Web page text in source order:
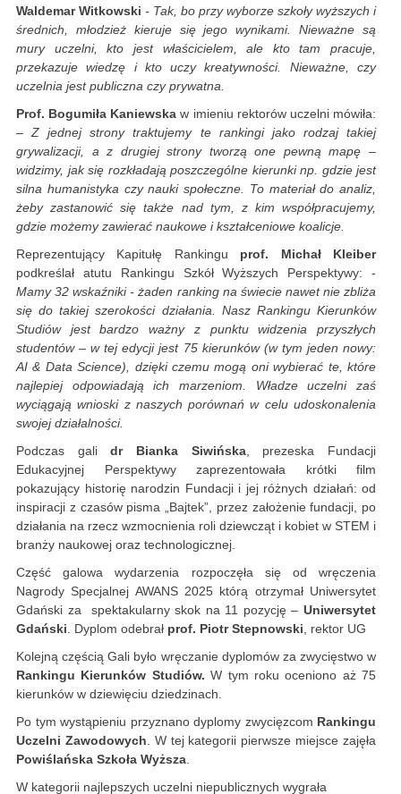
Waldemar Witkowski - Tak, bo przy wyborze szkoły wyższych i
średnich, młodzież kieruje się jego wynikami. Nieważne są
mury uczelni, kto jest właścicielem, ale kto tam pracuje,
przekazuje wiedzę i kto uczy kreatywności. Nieważne, czy
uczelnia jest publiczna czy prywatna.
Prof. Bogumiła Kaniewskaw imieniu rektorów uczelni mówiła:
– Z jednej strony traktujemy te rankingi jako rodzaj takiej
grywalizacji, a z drugiej strony tworzą one pewną mapę –
widzimy, jak się rozkładają poszczególne kierunki np. gdzie jest
silna humanistyka czy nauki społeczne. To materiał do analiz,
żeby zastanowić się także nad tym, z kim współpracujemy,
gdzie możemy zawierać naukowe i kształceniowe koalicje.
Reprezentujący Kapitułę Rankingu prof. Michał Kleiber
podkreślał atutu Rankingu Szkół Wyższych Perspektywy: -
Mamy 32 wskaźniki - żaden ranking na świecie nawet nie zbliża
się do takiej szerokości działania. Nasz Rankingu Kierunków
Studiów jest bardzo ważny z punktu widzenia przyszłych
studentów – w tej edycji jest 75 kierunków (w tym jeden nowy:
AI & Data Science), dzięki czemu mogą oni wybierać te, które
najlepiej odpowiadają ich marzeniom. Władze uczelni zaś
wyciągają wnioski z naszych porównań w celu udoskonalenia
swojej działalności.
Podczas galidr Bianka Siwińska, prezeska Fundacji
Edukacyjnej Perspektywy zaprezentowała krótki film
pokazujący historię narodzin Fundacji i jej różnych działań: od
inspiracji z czasów pisma „Bajtek”, przez założenie fundacji, po
działania na rzecz wzmocnienia roli dziewcząt i kobiet w STEM i
branży naukowej oraz technologicznej.
Część galowa wydarzenia rozpoczęła się od wręczenia
Nagrody Specjalnej AWANS 2025 którą otrzymał Uniwersytet
Gdański za spektakularny skok na 11 pozycję – Uniwersytet
Gdański . Dyplom odebrał prof. Piotr Stepnowski , rektor UG
Kolejną częścią Gali było wręczanie dyplomów za zwycięstwo w
Rankingu Kierunków Studiów.W tym roku oceniono aż 75
kierunków w dziewięciu dziedzinach.
Po tym wystąpieniu przyznano dyplomy zwycięzcom Rankingu
Uczelni Zawodowych . W tej kategorii pierwsze miejsce zajęła
Powiślańska Szkoła Wyższa
W kategorii najlepszych uczelni niepublicznych wygrała